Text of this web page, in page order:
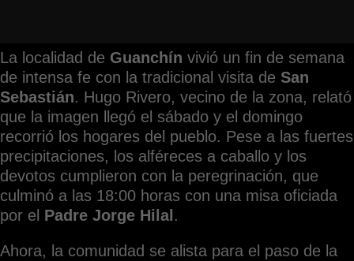
La localidad de Guanchín vivió un fin de semana
de intensa fe con la tradicional visita de San
Sebastián. Hugo Rivero, vecino de la zona, relató
que la imagen llegó el sábado y el domingo
recorrió los hogares del pueblo. Pese a las fuertes
precipitaciones, los alféreces a caballo y los
devotos cumplieron con la peregrinación, que
culminó a las 18:00 horas con una misa oficiada
por el Padre Jorge Hilal .
Ahora, la comunidad se alista para el paso de la